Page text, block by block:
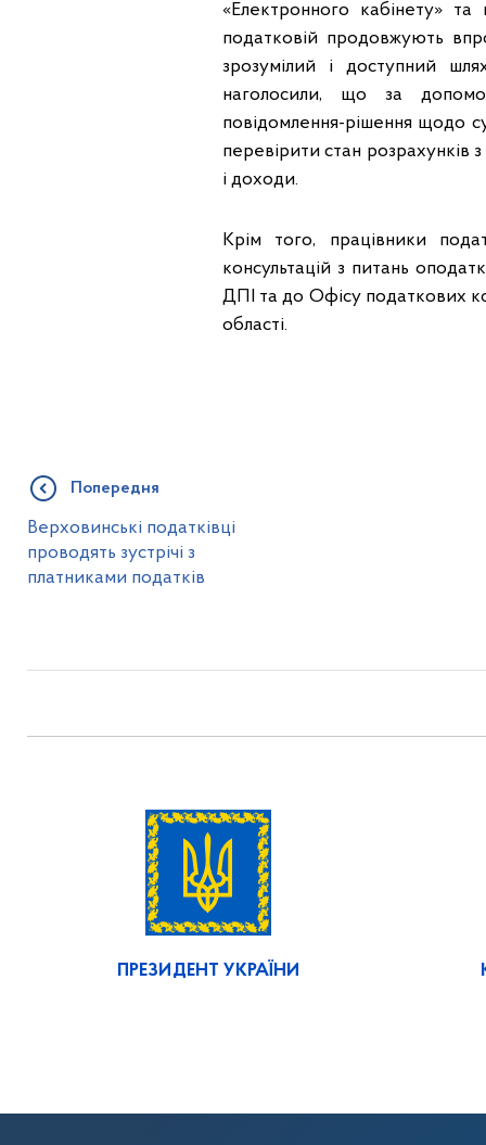
«Електронного кабінету»
податковій продовжують
зрозумілий і доступний
наголосили, що за
повідомлення-рішення щодо
перевірити стан
і доходи.
Крім того, працівники
консультацій з питань
ДПІ та до Офісу податкових
області.
Попередня
Верховинські податківці
проводять зустрічі з
платниками податків
ПРЕЗИДЕНТ УКРАЇНИ